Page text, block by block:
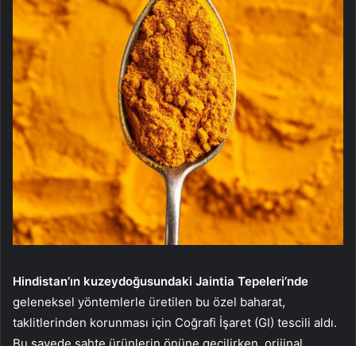
Hindistan’ın kuzeydoğusundaki Jaintia Tepeleri’nde
geleneksel yöntemlerle üretilen bu özel baharat,
taklitlerinden korunması için Coğrafi İşaret (GI) tescili aldı.